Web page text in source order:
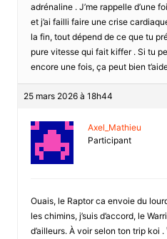
adrénaline . J’me rappelle d’une
et j’ai failli faire une crise
la fin, tout dépend de ce que tu
pure vitesse qui fait kiffer . Si tu
encore une fois, ça peut bien
25 mars 2026 à 18h44
Axel_Mathieu
Participant
Ouais, le Raptor ca envoie du
les chimins, j’suis d’accord, le
d’ailleurs. À voir selon ton trip koi